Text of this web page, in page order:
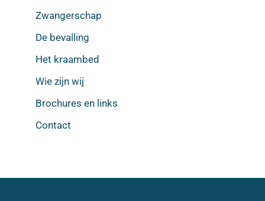
Zwangerschap
De bevalling
Het kraambed
Wie zijn wij
Brochures en links
Contact